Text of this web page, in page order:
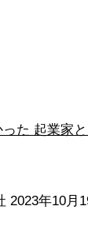
た 起業家
年10月